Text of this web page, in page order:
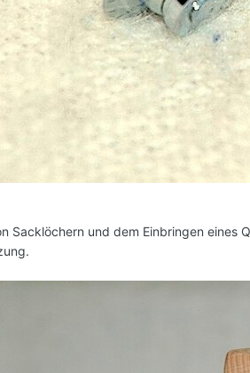
Sacklöchern und dem Einbringen eines